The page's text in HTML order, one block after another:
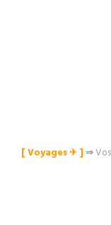
[ Voyages ✈︎ ]⇒